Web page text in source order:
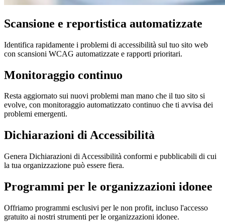
Scansione e reportistica automatizzate
Identifica rapidamente i problemi di accessibilità sul tuo sito web
con scansioni WCAG automatizzate e rapporti prioritari.
Monitoraggio continuo
Resta aggiornato sui nuovi problemi man mano che il tuo sito si
evolve, con monitoraggio automatizzato continuo che ti avvisa dei
problemi emergenti.
Dichiarazioni di Accessibilità
Genera Dichiarazioni di Accessibilità conformi e pubblicabili di cui
la tua organizzazione può essere fiera.
Programmi per le organizzazioni idonee
Offriamo programmi esclusivi per le non profit, incluso l'accesso
gratuito ai nostri strumenti per le organizzazioni idonee.